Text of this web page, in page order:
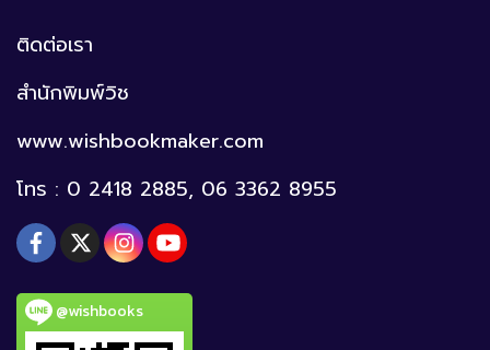
ติดต่อเรา
สำนักพิมพ์วิช
www.wishbookmaker.com
โทร : 0 2418 2885, 06 3362 8955
@wishbooks